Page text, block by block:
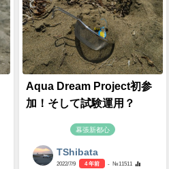
Aqua Dream Project初参
加！そして試験運用？
幕張新都心
TShibata
2022/7/9 4 年前
- №11511